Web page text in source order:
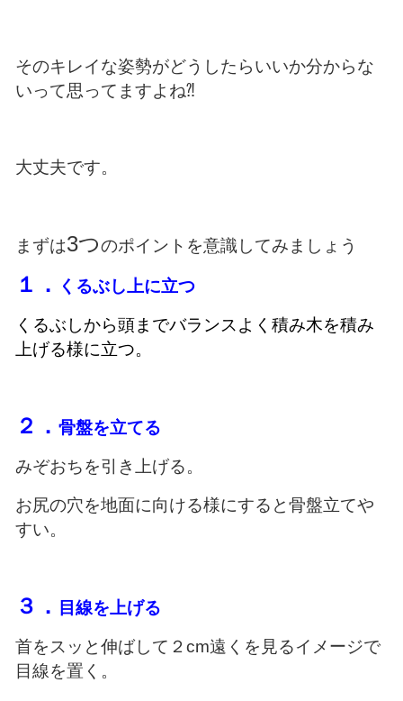
そのキレイな姿勢がどうしたらいいか分からな
いって思ってますよね⁈
大丈夫です。
まずは3つのポイントを意識してみましょう
１． くるぶし上に立つ
くるぶしから頭までバランスよく積み木を積み
上げる様に立つ。
２．骨盤を立てる
みぞおちを引き上げる。
お尻の穴を地面に向ける様にすると骨盤立てや
すい。
３． 目線を上げる
首をスッと伸ばして２cm遠くを見るイメージで
目線を置く。